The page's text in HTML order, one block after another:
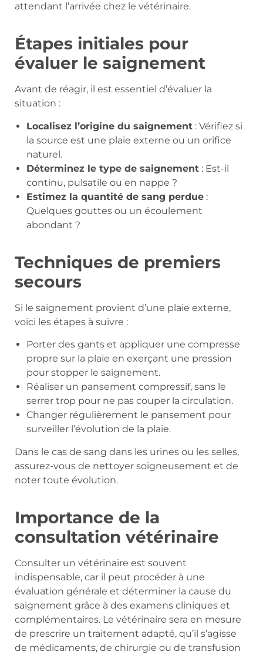
attendant l’arrivée chez le vétérinaire.
Étapes initiales pour
évaluer le saignement
Avant de réagir, il est essentiel d’évaluer la
situation :
Localisez l’origine du saignement : Vérifiez si
la source est une plaie externe ou un orifice
naturel.
Déterminez le type de saignement : Est-il
continu, pulsatile ou en nappe ?
Estimez la quantité de sang perdue :
Quelques gouttes ou un écoulement
abondant ?
Techniques de premiers
secours
Si le saignement provient d’une plaie externe,
voici les étapes à suivre :
Porter des gants et appliquer une compresse
propre sur la plaie en exerçant une pression
pour stopper le saignement.
Réaliser un pansement compressif, sans le
serrer trop pour ne pas couper la circulation.
Changer régulièrement le pansement pour
surveiller l’évolution de la plaie.
Dans le cas de sang dans les urines ou les selles,
assurez-vous de nettoyer soigneusement et de
noter toute évolution.
Importance de la
consultation vétérinaire
Consulter un vétérinaire est souvent
indispensable, car il peut procéder à une
évaluation générale et déterminer la cause du
saignement grâce à des examens cliniques et
complémentaires. Le vétérinaire sera en mesure
de prescrire un traitement adapté, qu’il s’agisse
de médicaments, de chirurgie ou de transfusion